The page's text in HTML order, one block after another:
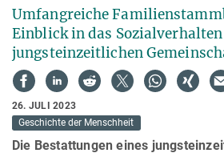
Umfangreiche
Einblick in das
jungsteinzeitlichen
26. JULI 2023
Geschichte der Menschheit
Die Bestattungen eines